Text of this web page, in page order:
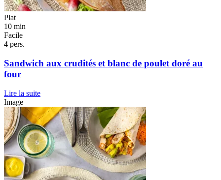
Plat
10 min
Facile
4 pers.
Sandwich aux crudités et blanc de poulet doré au
four
Lire la suite
Image